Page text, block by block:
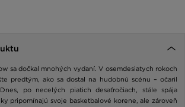
sa dočkal mnohých vydaní. V osemdesiatych rokoch
predtým, ako sa dostal na hudobnú scénu – očaril
po necelých piatich desaťročiach, stále spája
pripomínajú svoje basketbalové korene, ale zároveň